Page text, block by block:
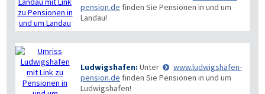
pension.de finden Sie Pensionen in und um
Landau!
Ludwigshafen: Unter
www.ludwigshafen-
pension.de finden Sie Pensionen in und um
Ludwigshafen!